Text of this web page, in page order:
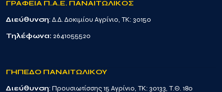
ΓΡΑΦΕΙΑ Π.Α.Ε. ΠΑΝΑΙΤΩΛΙΚΟΣ
Διεύθυνση: Δ.Δ. Δοκιμίου Αγρίνιο, TK: 30150
Τηλέφωνα: 2641055520
ΓΗΠΕΔΟ ΠΑΝΑΙΤΩΛΙΚΟΥ
Διεύθυνση: Προυσιωτίσσης 15 Αγρίνιο, TK: 30133, Τ.Θ. 180